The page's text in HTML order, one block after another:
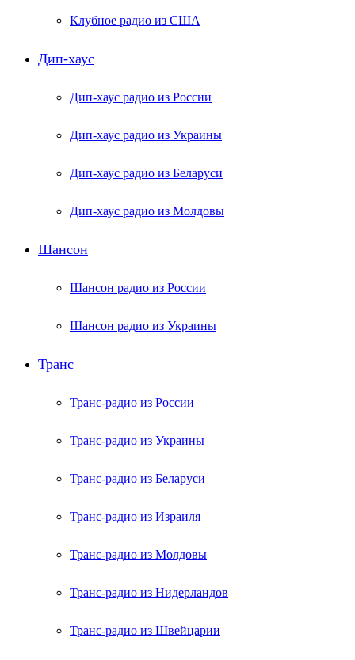
Клубное радио из США
Дип-хаус
Дип-хаус радио из России
Дип-хаус радио из Украины
Дип-хаус радио из Беларуси
Дип-хаус радио из Молдовы
Шансон
Шансон радио из России
Шансон радио из Украины
Транс
Транс-радио из России
Транс-радио из Украины
Транс-радио из Беларуси
Транс-радио из Израиля
Транс-радио из Молдовы
Транс-радио из Нидерландов
Транс-радио из Швейцарии